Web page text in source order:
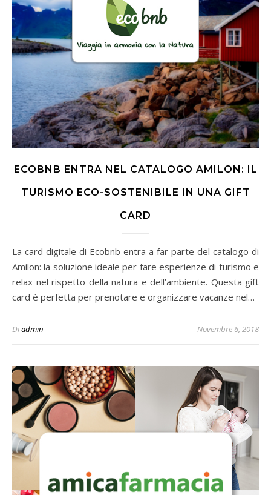
ECOBNB ENTRA NEL CATALOGO AMILON: IL
TURISMO ECO-SOSTENIBILE IN UNA GIFT
CARD
La card digitale di Ecobnb entra a far parte del catalogo di
Amilon: la soluzione ideale per fare esperienze di turismo e
relax nel rispetto della natura e dell’ambiente. Questa gift
card è perfetta per prenotare e organizzare vacanze nel…
Diadmin Novembre 6, 2018